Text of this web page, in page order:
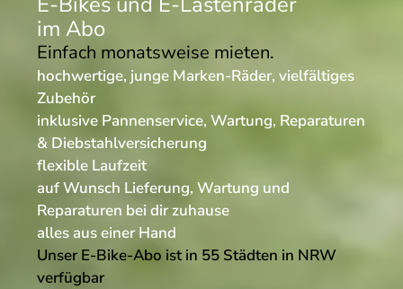
im Abo
Einfach monatsweise mieten.
hochwertige, junge Marken-Räder, vielfältiges
Zubehör
inklusive Pannenservice, Wartung, Reparaturen
& Diebstahlversicherung
flexible Laufzeit
auf Wunsch Lieferung, Wartung und
Reparaturen bei dir zuhause
alles aus einer Hand
Unser E-Bike-Abo ist in 55 Städten in NRW
verfügbar